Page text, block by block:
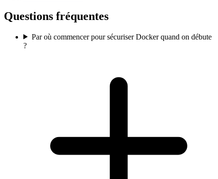
Questions fréquentes
Par où commencer pour sécuriser Docker quand on débute
?